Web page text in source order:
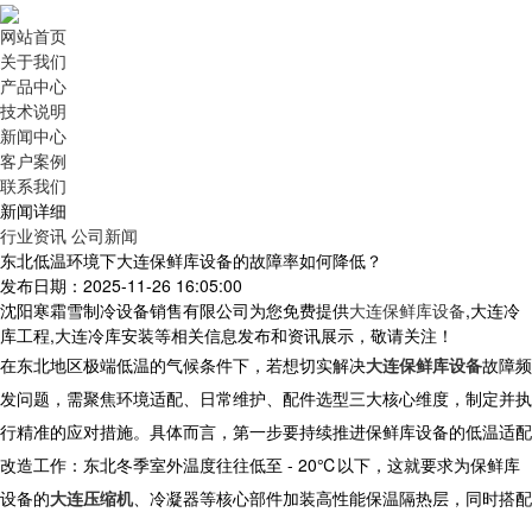
网站首页
关于我们
产品中心
技术说明
新闻中心
客户案例
联系我们
新闻详细
行业资讯 公司新闻
东北低温环境下大连保鲜库设备的故障率如何降低？
发布日期：2025-11-26 16:05:00
沈阳寒霜雪制冷设备销售有限公司为您免费提供大连保鲜库设备,大连冷
库工程,大连冷库安装等相关信息发布和资讯展示，敬请关注！
在东北地区极端低温的气候条件下，若想切实解决大连保鲜库设备故障频
发问题，需聚焦环境适配、日常维护、配件选型三大核心维度，制定并执
行精准的应对措施。具体而言，第一步要持续推进保鲜库设备的低温适配
改造工作：东北冬季室外温度往往低至 - 20℃以下，这就要求为保鲜库
设备的大连压缩机、冷凝器等核心部件加装高性能保温隔热层，同时搭配